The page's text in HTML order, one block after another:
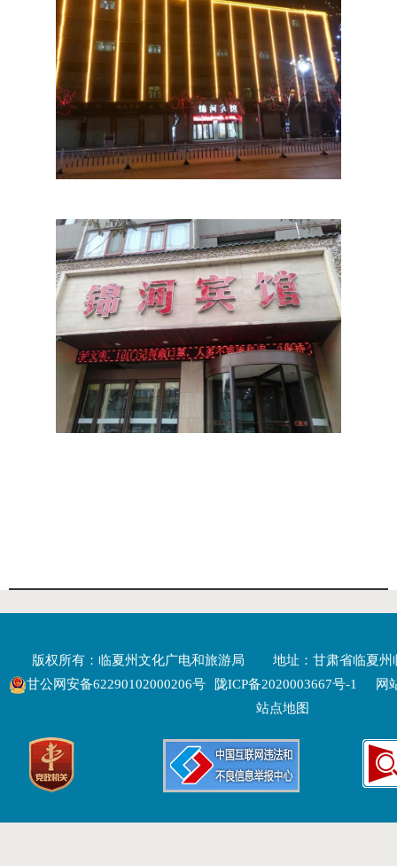
版权所有：临夏州文化广电和旅游局
地址：甘肃省临夏州
甘公网安备62290102000206号
陇ICP备2020003667号-1
网
站点地图